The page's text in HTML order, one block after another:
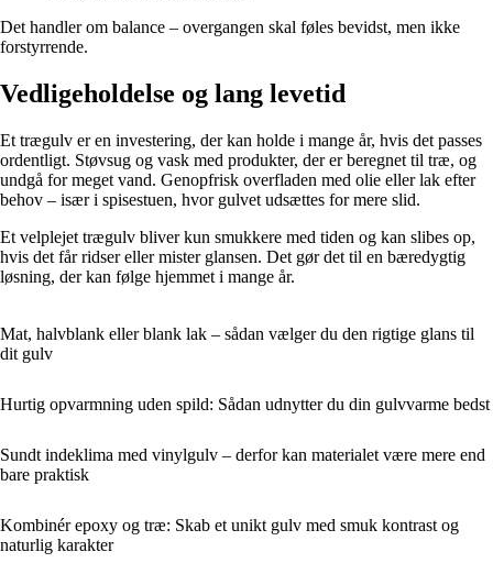
Det handler om balance – overgangen skal føles bevidst, men ikke
forstyrrende.
Vedligeholdelse og lang levetid
Et trægulv er en investering, der kan holde i mange år, hvis det passes
ordentligt. Støvsug og vask med produkter, der er beregnet til træ, og
undgå for meget vand. Genopfrisk overfladen med olie eller lak efter
behov – især i spisestuen, hvor gulvet udsættes for mere slid.
Et velplejet trægulv bliver kun smukkere med tiden og kan slibes op,
hvis det får ridser eller mister glansen. Det gør det til en bæredygtig
løsning, der kan følge hjemmet i mange år.
Mat, halvblank eller blank lak – sådan vælger du den rigtige glans til
dit gulv
Hurtig opvarmning uden spild: Sådan udnytter du din gulvvarme bedst
Sundt indeklima med vinylgulv – derfor kan materialet være mere end
bare praktisk
Kombinér epoxy og træ: Skab et unikt gulv med smuk kontrast og
naturlig karakter